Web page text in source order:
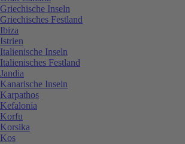
Griechische Inseln
Griechisches Festland
Ibiza
Istrien
Italienische Inseln
Italienisches Festland
Jandia
Kanarische Inseln
Karpathos
Kefalonia
Korfu
Korsika
Kos